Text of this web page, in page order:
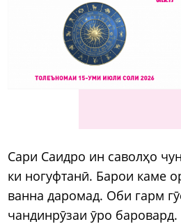
Сари Саидро ин саволҳо
ки ногуфтанӣ. Барои каме
ванна даромад. Оби гарм
чандинрӯзаи ӯро баровард.